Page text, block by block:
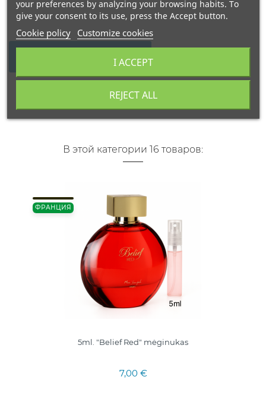
WRITE YOUR REVIEW
В этой категории 16 товаров:
ФРАНЦИЯ
5ml. "Belief Red" mėginukas
7,00 €
your preferences by analyzing your browsing habits. To
give your consent to its use, press the Accept button.
Cookie policy Customize cookies
REJECT ALL
I ACCEPT